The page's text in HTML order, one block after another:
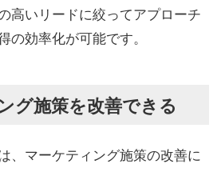
高いリードに絞ってアプローチ
の効率化が可能です。
グ施策を改善できる
、マーケティング施策の改善に